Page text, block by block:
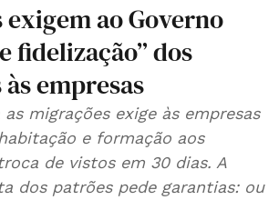
exigem ao Governo
fidelização” dos
empresas
migrações exige às empresas
e formação aos
de vistos em 30 dias. A
dos patrões pede garantias: ou